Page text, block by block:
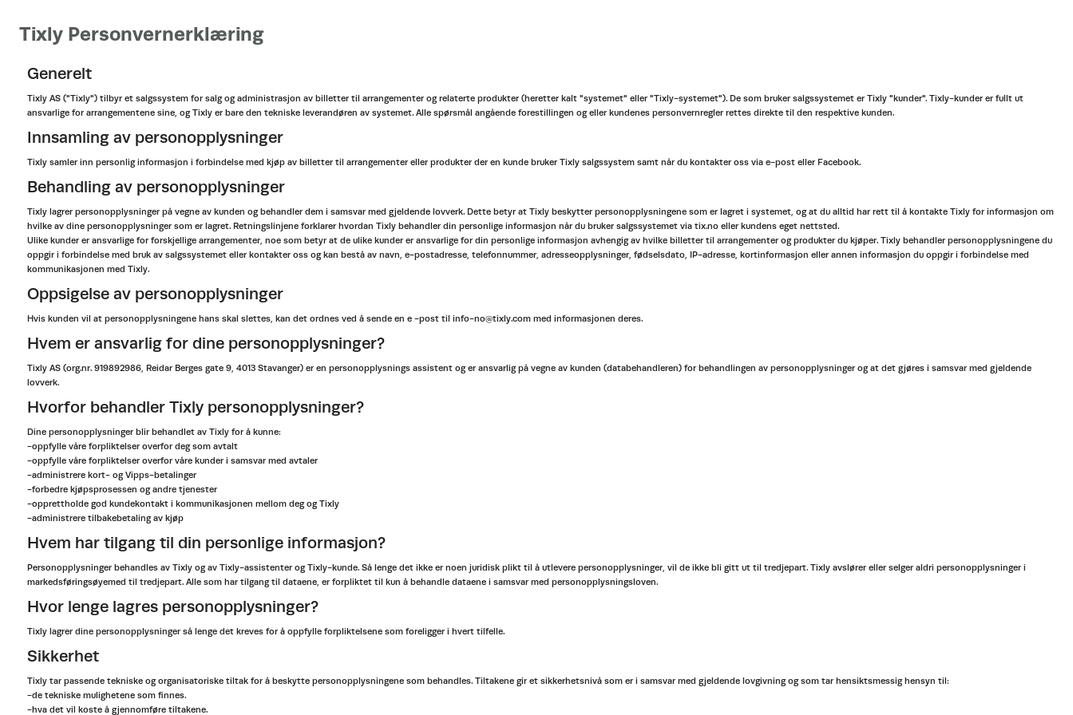
Tixly Personvernerklæring
Generelt
Tixly AS ("Tixly") tilbyr et salgssystem for salg og administrasjon av billetter til arrangementer og relaterte produkter (heretter kalt "systemet" eller "Tixly-systemet"). De som bruker salgssystemet er Tixly "kunder". Tixly-kunder er fullt ut
ansvarlige for arrangementene sine, og Tixly er bare den tekniske leverandøren av systemet. Alle spørsmål angående forestillingen og eller kundenes personvernregler rettes direkte til den respektive kunden.
Innsamling av personopplysninger
Tixly samler inn personlig informasjon i forbindelse med kjøp av billetter til arrangementer eller produkter der en kunde bruker Tixly salgssystem samt når du kontakter oss via e-post eller Facebook.
Behandling av personopplysninger
Tixly lagrer personopplysninger på vegne av kunden og behandler dem i samsvar med gjeldende lovverk. Dette betyr at Tixly beskytter personopplysningene som er lagret i systemet, og at du alltid har rett til å kontakte Tixly for informasjon om
hvilke av dine personopplysninger som er lagret. Retningslinjene forklarer hvordan Tixly behandler din personlige informasjon når du bruker salgssystemet via tix.no eller kundens eget nettsted.
Ulike kunder er ansvarlige for forskjellige arrangementer, noe som betyr at de ulike kunder er ansvarlige for din personlige informasjon avhengig av hvilke billetter til arrangementer og produkter du kjøper. Tixly behandler personopplysningene du
oppgir i forbindelse med bruk av salgssystemet eller kontakter oss og kan bestå av navn, e-postadresse, telefonnummer, adresseopplysninger, fødselsdato, IP-adresse, kortinformasjon eller annen informasjon du oppgir i forbindelse med
kommunikasjonen med Tixly.
Oppsigelse av personopplysninger
Hvis kunden vil at personopplysningene hans skal slettes, kan det ordnes ved å sende en e -post til info-no@tixly.com med informasjonen deres.
Hvem er ansvarlig for dine personopplysninger?
Tixly AS (org.nr. 919892986, Reidar Berges gate 9, 4013 Stavanger) er en personopplysnings assistent og er ansvarlig på vegne av kunden (databehandleren) for behandlingen av personopplysninger og at det gjøres i samsvar med gjeldende
lovverk.
Hvorfor behandler Tixly personopplysninger?
Dine personopplysninger blir behandlet av Tixly for å kunne:
-oppfylle våre forpliktelser overfor deg som avtalt
-oppfylle våre forpliktelser overfor våre kunder i samsvar med avtaler
-administrere kort- og Vipps-betalinger
-forbedre kjøpsprosessen og andre tjenester
-opprettholde god kundekontakt i kommunikasjonen mellom deg og Tixly
-administrere tilbakebetaling av kjøp
Hvem har tilgang til din personlige informasjon?
Personopplysninger behandles av Tixly og av Tixly-assistenter og Tixly-kunde. Så lenge det ikke er noen juridisk plikt til å utlevere personopplysninger, vil de ikke bli gitt ut til tredjepart. Tixly avslører eller selger aldri personopplysninger i
markedsføringsøyemed til tredjepart. Alle som har tilgang til dataene, er forpliktet til kun å behandle dataene i samsvar med personopplysningsloven.
Hvor lenge lagres personopplysninger?
Tixly lagrer dine personopplysninger så lenge det kreves for å oppfylle forpliktelsene som foreligger i hvert tilfelle.
Sikkerhet
Tixly tar passende tekniske og organisatoriske tiltak for å beskytte personopplysningene som behandles. Tiltakene gir et sikkerhetsnivå som er i samsvar med gjeldende lovgivning og som tar hensiktsmessig hensyn til:
-de tekniske mulighetene som finnes.
-hva det vil koste å gjennomføre tiltakene.